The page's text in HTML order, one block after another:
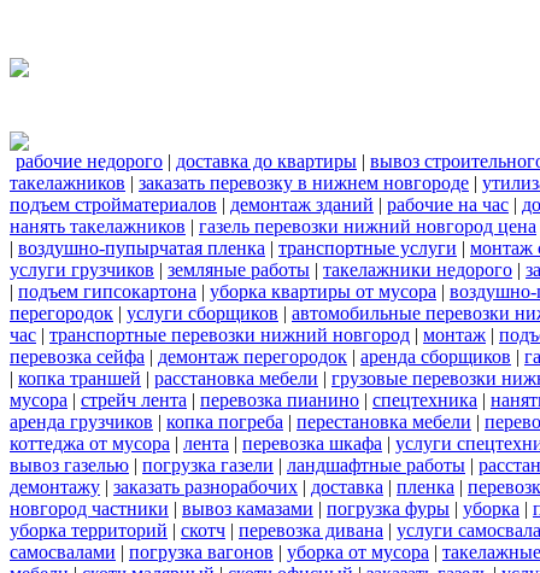
рабочие недорого | доставка до квартиры | вывоз
такелажников | заказать перевозку в нижнем новгороде |
подъем стройматериалов | демонтаж зданий | рабочие на час |
нанять такелажников | газель перевозки нижний новгород цена
| воздушно-пупырчатая пленка | транспортные услуги | монтаж
услуги грузчиков | земляные работы | такелажники недорого |
| подъем гипсокартона | уборка квартиры от мусора | воздушно-
перегородок | услуги сборщиков | автомобильные перевозки
час | транспортные перевозки нижний новгород | монтаж |
перевозка сейфа | демонтаж перегородок | аренда сборщиков |
| копка траншей | расстановка мебели | грузовые перевозки
мусора | стрейч лента | перевозка пианино | спецтехника |
аренда грузчиков | копка погреба | перестановка мебели |
коттеджа от мусора | лента | перевозка шкафа | услуги
вывоз газелью | погрузка газели | ландшафтные работы |
демонтажу | заказать разнорабочих | доставка | пленка |
новгород частники | вывоз камазами | погрузка фуры | уборка |
уборка территорий | скотч | перевозка дивана | услуги самосвала
самосвалами | погрузка вагонов | уборка от мусора |